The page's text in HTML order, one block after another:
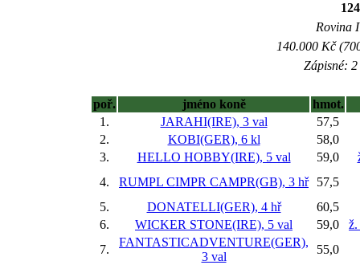
Rovina
140.000 Kč
Zápisné:
poř. jméno koně
hmot.
1.
JARAHI(IRE), 3 val
57,5
2.
KOBI(GER), 6 kl
58,0
3.
HELLO HOBBY(IRE), 5 val 59,0
4.
RUMPL CIMPR CAMPR(GB), 3 hř
57,5
5.
DONATELLI(GER), 4 hř
60,5
6.
WICKER STONE(IRE), 5 val 59,0
7.
FANTASTICADVENTURE(GER),
3 val
55,0